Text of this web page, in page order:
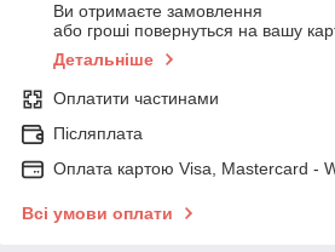
Ви отримаєте замовлення
або гроші повернуться на вашу
Детальніше
Оплатити частинами
Післяплата
Оплата картою Visa, Mastercard -
Всі умови оплати